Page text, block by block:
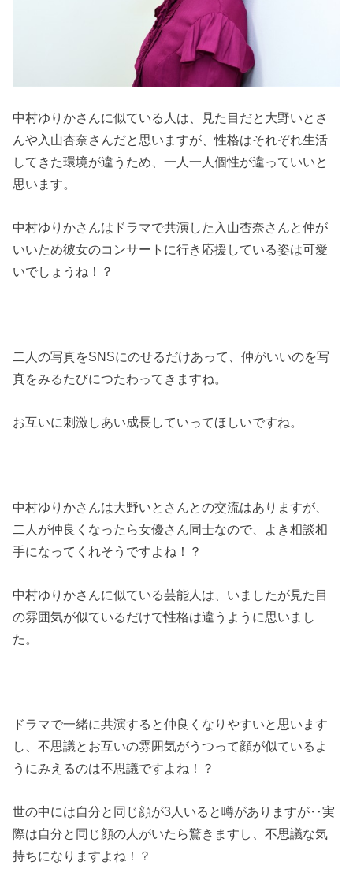
中村ゆりかさんに似ている人は、見た目だと大野いとさ
んや入山杏奈さんだと思いますが、性格はそれぞれ生活
してきた環境が違うため、一人一人個性が違っていいと
思います。
中村ゆりかさんはドラマで共演した入山杏奈さんと仲が
いいため彼女のコンサートに行き応援している姿は可愛
いでしょうね！？
二人の写真をSNSにのせるだけあって、仲がいいのを写
真をみるたびにつたわってきますね。
お互いに刺激しあい成長していってほしいですね。
中村ゆりかさんは大野いとさんとの交流はありますが、
二人が仲良くなったら女優さん同士なので、よき相談相
手になってくれそうですよね！？
中村ゆりかさんに似ている芸能人は、いましたが見た目
の雰囲気が似ているだけで性格は違うように思いまし
た。
ドラマで一緒に共演すると仲良くなりやすいと思います
し、不思議とお互いの雰囲気がうつって顔が似ているよ
うにみえるのは不思議ですよね！？
世の中には自分と同じ顔が3人いると噂がありますが‥実
際は自分と同じ顔の人がいたら驚きますし、不思議な気
持ちになりますよね！？